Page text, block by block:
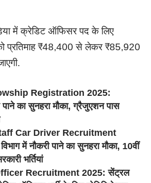
में क्रेडिट ऑफिसर पद के लिए
को प्रतिमाह ₹48,400 से लेकर ₹85,920
Registration 2025:
का सुनहरा मौका, ग्रैजुएशन पास
Car Driver Recruitment
में नौकरी पाने का सुनहरा मौका, 10वीं
भर्तियां
Recruitment 2025: सेंट्रल